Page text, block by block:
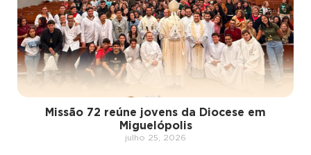
Missão 72 reúne jovens da Diocese em
Miguelópolis
julho 25, 2026